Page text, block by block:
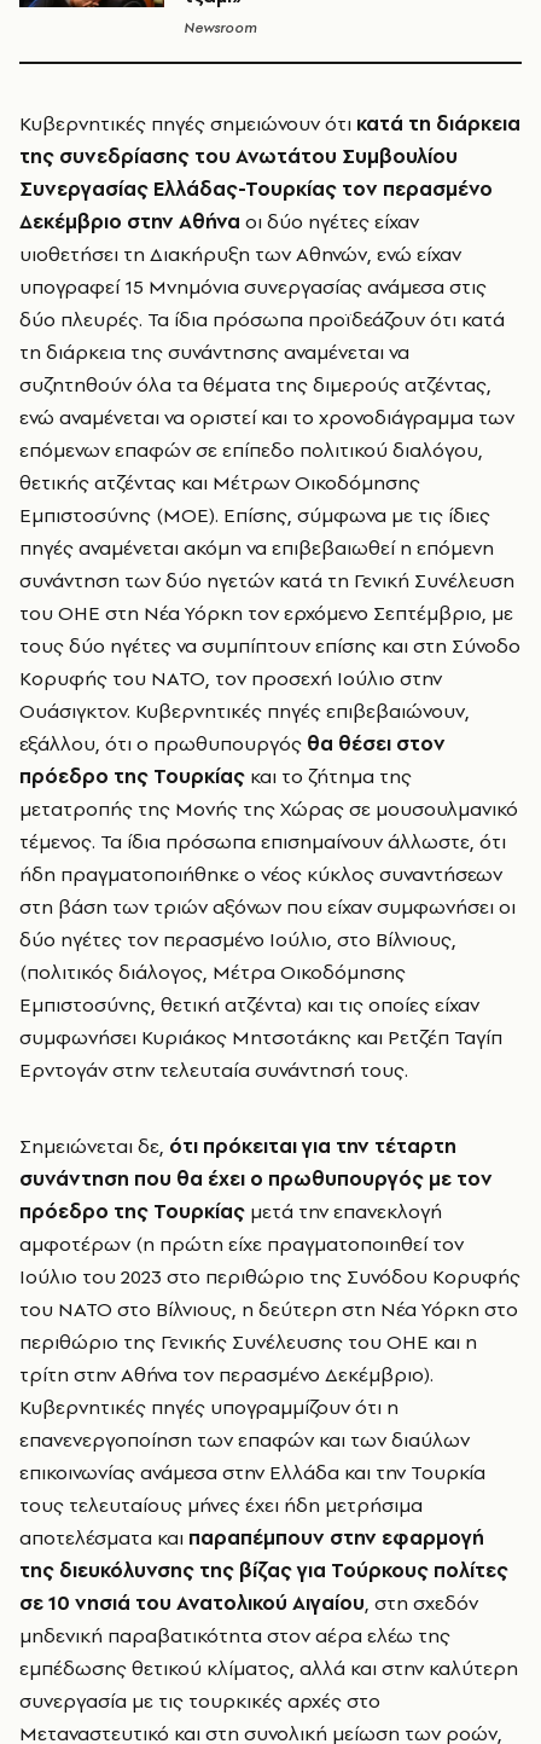
Newsroom
Κυβερνητικές πηγές σημειώνουν ότι κατά τη διάρκεια
της συνεδρίασης του Ανωτάτου Συμβουλίου
Συνεργασίας Ελλάδας-Τουρκίας τον περασμένο
Δεκέμβριο στην Αθήνα οι δύο ηγέτες είχαν
υιοθετήσει τη Διακήρυξη των Αθηνών, ενώ είχαν
υπογραφεί 15 Μνημόνια συνεργασίας ανάμεσα στις
δύο πλευρές. Τα ίδια πρόσωπα προϊδεάζουν ότι κατά
τη διάρκεια της συνάντησης αναμένεται να
συζητηθούν όλα τα θέματα της διμερούς ατζέντας,
ενώ αναμένεται να οριστεί και το χρονοδιάγραμμα των
επόμενων επαφών σε επίπεδο πολιτικού διαλόγου,
θετικής ατζέντας και Μέτρων Οικοδόμησης
Εμπιστοσύνης (ΜΟΕ). Επίσης, σύμφωνα με τις ίδιες
πηγές αναμένεται ακόμη να επιβεβαιωθεί η επόμενη
συνάντηση των δύο ηγετών κατά τη Γενική Συνέλευση
του ΟΗΕ στη Νέα Υόρκη τον ερχόμενο Σεπτέμβριο, με
τους δύο ηγέτες να συμπίπτουν επίσης και στη Σύνοδο
Κορυφής του ΝΑΤΟ, τον προσεχή Ιούλιο στην
Ουάσιγκτον. Κυβερνητικές πηγές επιβεβαιώνουν,
εξάλλου, ότι ο πρωθυπουργός θα θέσει στον
πρόεδρο της Τουρκίας και το ζήτημα της
μετατροπής της Μονής της Χώρας σε μουσουλμανικό
τέμενος. Τα ίδια πρόσωπα επισημαίνουν άλλωστε, ότι
ήδη πραγματοποιήθηκε ο νέος κύκλος συναντήσεων
στη βάση των τριών αξόνων που είχαν συμφωνήσει οι
δύο ηγέτες τον περασμένο Ιούλιο, στο Βίλνιους,
(πολιτικός διάλογος, Μέτρα Οικοδόμησης
Εμπιστοσύνης, θετική ατζέντα) και τις οποίες είχαν
συμφωνήσει Κυριάκος Μητσοτάκης και Ρετζέπ Ταγίπ
Ερντογάν στην τελευταία συνάντησή τους.
Σημειώνεται δε, ότι πρόκειται για την τέταρτη
συνάντηση που θα έχει ο πρωθυπουργός με τον
πρόεδρο της Τουρκίας μετά την επανεκλογή
αμφοτέρων (η πρώτη είχε πραγματοποιηθεί τον
Ιούλιο του 2023 στο περιθώριο της Συνόδου Κορυφής
του ΝΑΤΟ στο Βίλνιους, η δεύτερη στη Νέα Υόρκη στο
περιθώριο της Γενικής Συνέλευσης του ΟΗΕ και η
τρίτη στην Αθήνα τον περασμένο Δεκέμβριο).
Κυβερνητικές πηγές υπογραμμίζουν ότι η
επανενεργοποίηση των επαφών και των διαύλων
επικοινωνίας ανάμεσα στην Ελλάδα και την Τουρκία
τους τελευταίους μήνες έχει ήδη μετρήσιμα
αποτελέσματα και παραπέμπουν στην εφαρμογή
της διευκόλυνσης της βίζας για Τούρκους πολίτες
σε 10 νησιά του Ανατολικού Αιγαίου, στη σχεδόν
μηδενική παραβατικότητα στον αέρα ελέω της
εμπέδωσης θετικού κλίματος, αλλά και στην καλύτερη
συνεργασία με τις τουρκικές αρχές στο
Μεταναστευτικό και στη συνολική μείωση των ροών,